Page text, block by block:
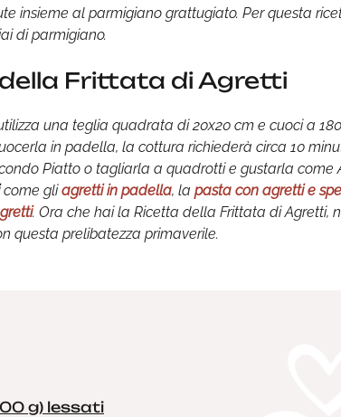
insieme al parmigiano grattugiato. Per questa
di parmigiano.
Frittata di Agretti
una teglia quadrata di 20x20 cm e cuoci a
in padella, la cottura richiederà circa 10
Piatto o tagliarla a quadrotti e gustarla come
come gliagretti in padella, la pasta con agretti e
. Ora che hai la Ricetta della Frittata di Agretti,
questa prelibatezza primaverile.
g) lessati